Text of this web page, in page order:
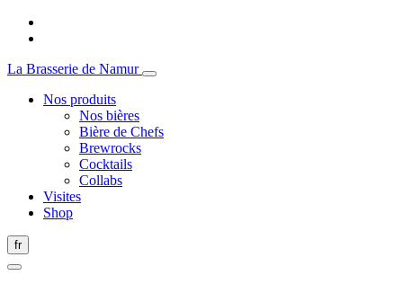
La Brasserie de Namur
Nos produits
Nos bières
Bière de Chefs
Brewrocks
Cocktails
Collabs
Visites
Shop
fr